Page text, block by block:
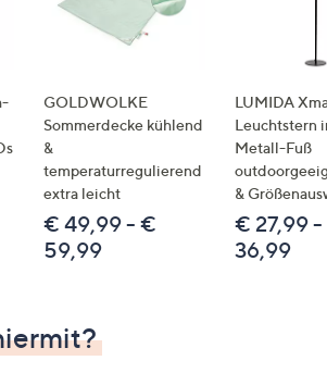
GOLDWOLKE
Sommerdecke kühlend
&
temperaturregulierend
extra leicht
€ 49,99 - €
59,99
LUMIDA
Leuchtstern
Metall-Fuß
&
€ 27,99
36,99